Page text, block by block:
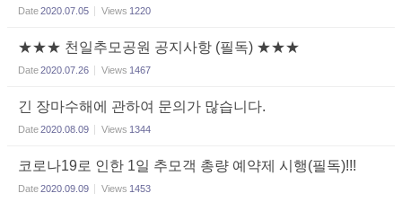
Date2020.07.05 Views 1220
★★★ 천일추모공원 공지사항 (필독) ★★★
Date2020.07.26 Views 1467
긴 장마수해에 관하여 문의가 많습니다.
Date2020.08.09 Views 1344
코로나19로 인한 1일 추모객 총량 예약제 시행(필독)!!!
Date2020.09.09 Views 1453